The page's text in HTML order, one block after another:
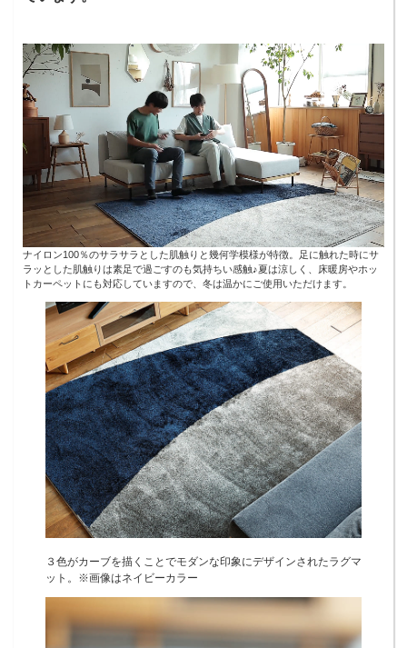
ナイロン100％のサラサラとした肌触りと幾何学模様が特徴。足に触れた時にサ
ラッとした肌触りは素足で過ごすのも気持ちい感触♪夏は涼しく、床暖房やホッ
トカーペットにも対応していますので、冬は温かにご使用いただけます。
３色がカーブを描くことでモダンな印象にデザインされたラグマ
ット。※画像はネイビーカラー